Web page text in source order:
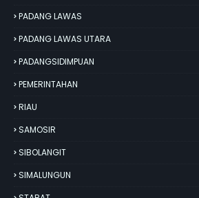
PADANG LAWAS
PADANG LAWAS UTARA
PADANGSIDIMPUAN
PEMERINTAHAN
RIAU
SAMOSIR
SIBOLANGIT
SIMALUNGUN